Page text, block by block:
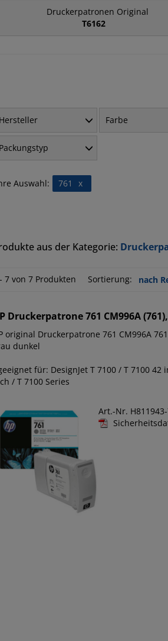
Druckerpatronen Original
T6162
Farbe
Auswahl: x
761
aus der Kategorie:
7 von 7 Produkten Sortierung:
Druckerpatrone 761 CM996A
original Druckerpatrone 761 CM996A
dunkel
für: DesignJet T 7100 / T 7100 42
/ T 7100 Series
Art.-Nr.